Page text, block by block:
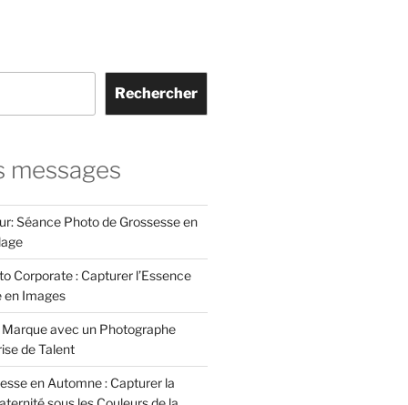
Rechercher
messages
Séance Photo de Grossesse en
Corporate : Capturer l’Essence
en Images
avec un Photographe
de Talent
en Automne : Capturer la